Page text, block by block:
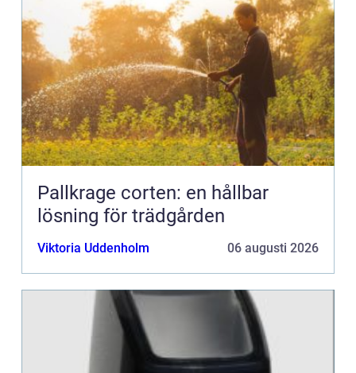
Pallkrage corten: en hållbar
lösning för trädgården
Viktoria Uddenholm 06 augusti 2026